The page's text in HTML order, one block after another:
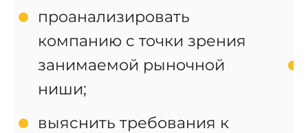
проанализировать
компанию с точки зрения
занимаемой рыночной
ниши;
выяснить требования к